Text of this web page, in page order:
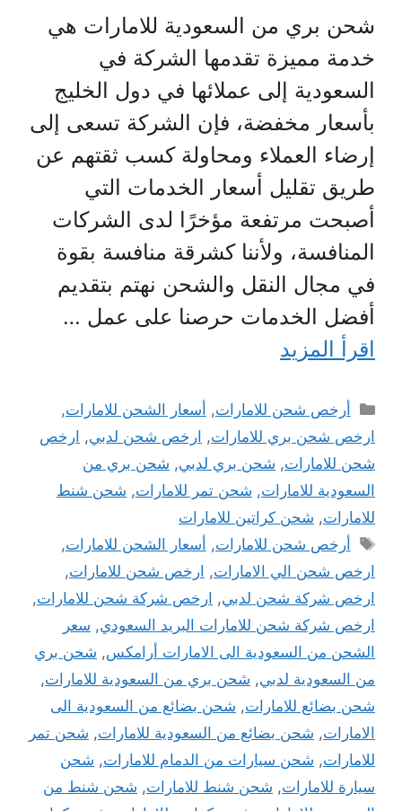
شحن بري من السعودية للامارات هي
خدمة مميزة تقدمها الشركة في
السعودية إلى عملائها في دول الخليج
بأسعار مخفضة، فإن الشركة تسعى إلى
إرضاء العملاء ومحاولة كسب ثقتهم عن
طريق تقليل أسعار الخدمات التي
أصبحت مرتفعة مؤخرًا لدى الشركات
المنافسة، ولأننا كشرقة منافسة بقوة
في مجال النقل والشحن نهتم بتقديم
أفضل الخدمات حرصنا على عمل …
اقرأ المزيد
التصنيفات
أرخص شحن للامارات, أسعار الشحن للامارات,
ارخص شحن بري للامارات, ارخص شحن لدبي, ارخص
شحن للامارات, شحن بري لدبي, شحن بري من
السعودية للامارات, شحن تمر للامارات, شحن شنط
للامارات, شحن كراتين للامارات
الوسوم
أرخص شحن للامارات, أسعار الشحن للامارات,
ارخص شحن الي الامارات, ارخص شحن للامارات,
ارخص شركة شحن لدبي, ارخص شركة شحن للامارات,
ارخص شركة شحن للامارات البريد السعودي, سعر
الشحن من السعودية الى الامارات أرامكس, شحن بري
من السعودية لدبي, شحن بري من السعودية للامارات,
شحن بضائع للامارات, شحن بضائع من السعودية الى
الامارات, شحن بضائع من السعودية للامارات, شحن تمر
للامارات, شحن سيارات من الدمام للامارات, شحن
سيارة للامارات, شحن شنط للامارات, شحن شنط من